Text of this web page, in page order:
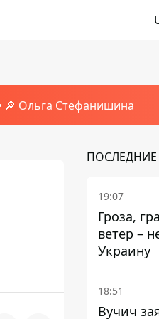
🔎 Ольга Стефанишина
19:07
Гроза,
ветер –
Украину
18:51
Вучич